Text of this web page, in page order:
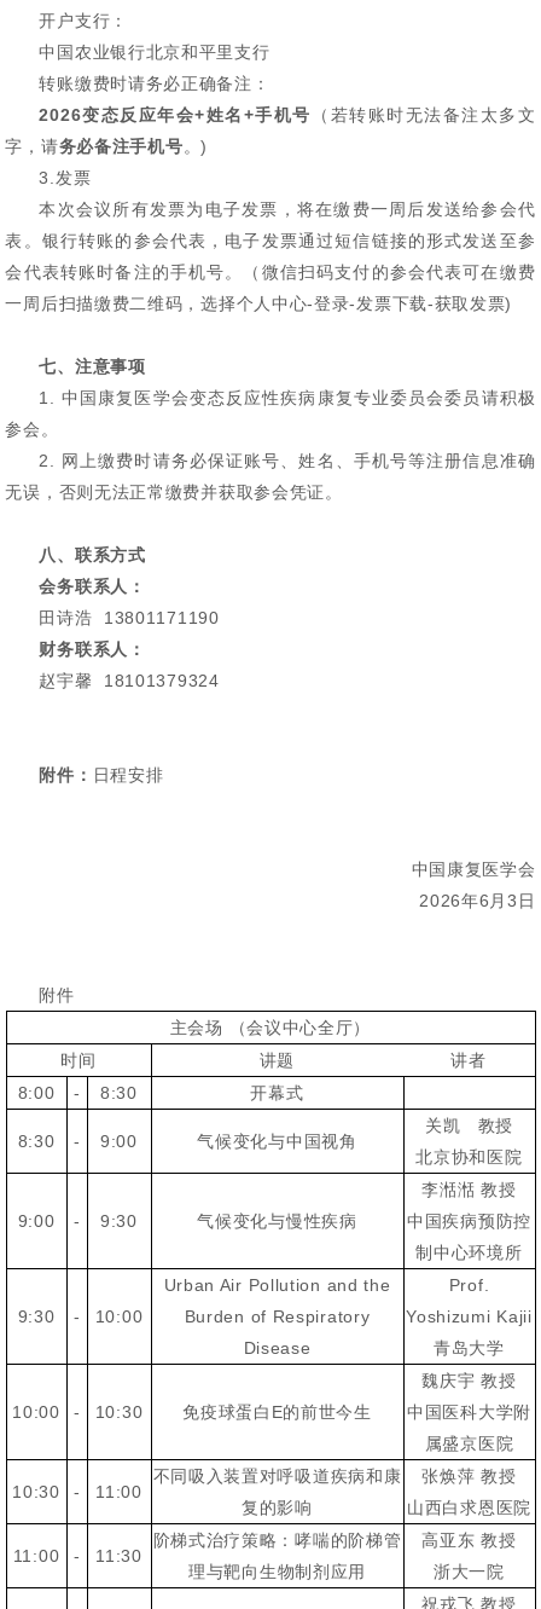
开户支行：
中国农业银行北京和平里支行
转账缴费时请务必正确备注：
2026变态反应年会+姓名+手机号
（若转账时无法备注太多文
字，请务必备注手机号。)
3.发票
本次会议所有发票为电子发票，将在缴费一周后发送给参会代
表。银行转账的参会代表，电子发票通过短信链接的形式发送至参
会代表转账时备注的手机号。（微信扫码支付的参会代表可在缴费
一周后扫描缴费二维码，选择个人中心-登录-发票下载-获取发票)
七、注意事项
1. 中国康复医学会变态反应性疾病康复专业委员会委员请积极
参会。
2. 网上缴费时请务必保证账号、姓名、手机号等注册信息准确
无误，否则无法正常缴费并获取参会凭证。
八、联系方式
会务联系人：
田诗浩 13801171190
财务联系人：
赵宇馨 18101379324
附件： 日程安排
中国康复医学会
2026年6月3日
附件
主会场 （会议中心全厅）
时间
讲题
讲者
8:00
- 8:30 开幕式
8:30 - 9:00 气候变化与中国视角
关凯 教授
北京协和医院
9:00 - 9:30 气候变化与慢性疾病
李湉湉 教授
中国疾病预防控
制中心环境所
9:30 - 10:00
Urban Air Pollution and the
Burden of Respiratory
Disease
Prof.
Yoshizumi Kajii
青岛大学
10:00 - 10:30 免疫球蛋白E的前世今生
魏庆宇 教授
中国医科大学附
属盛京医院
10:30 - 11:00
不同吸入装置对呼吸道疾病和康
复的影响
张焕萍 教授
山西白求恩医院
11:00 - 11:30
阶梯式治疗策略：哮喘的阶梯管
理与靶向生物制剂应用
高亚东 教授
浙大一院
祝戎飞 教授